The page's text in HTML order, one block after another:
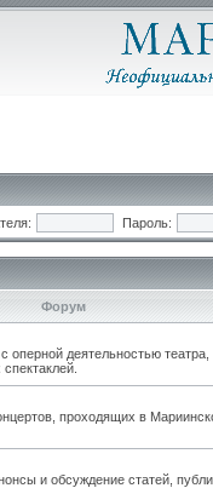
Пароль:
Форум
оперной деятельностью
проходящих в
и обсуждение статей,